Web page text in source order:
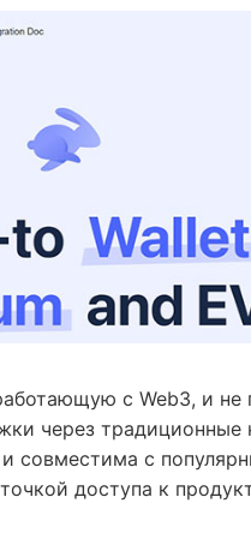
с Web3, и не
через
совместима с
доступа к